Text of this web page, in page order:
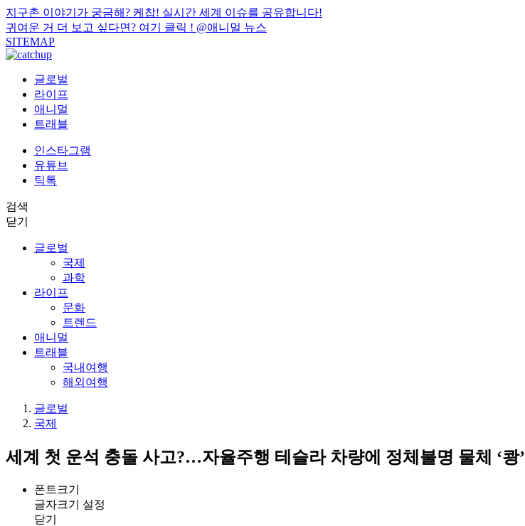
지구촌 이야기가 궁금해? 케찹! 실시간 세계 이슈를 공유합니다!
귀여운 거 더 보고 싶다면? 여기 클릭 ! @애니멀 뉴스
SITEMAP
글로벌
라이프
애니멀
트래블
인스타그램
유튜브
틱톡
검색
닫기
글로벌
국제
과학
라이프
문화
트렌드
애니멀
트래블
국내여행
해외여행
글로벌
국제
세계 첫 운석 충돌 사고?…자율주행 테슬라 차량에 정체불명 물체 ‘쾅’
폰트크기
글자크기 설정
닫기